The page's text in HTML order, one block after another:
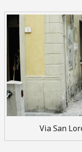
Via San